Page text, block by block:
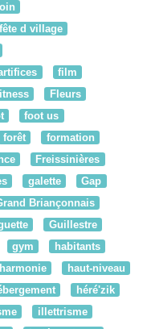
fête d village
film
Fleurs
foot us
forêt
formation
Freissinières
galette
Gap
Briançonnais
Guillestre
gym
habitants
harmonie
haut-niveau
héré'zik
illettrisme